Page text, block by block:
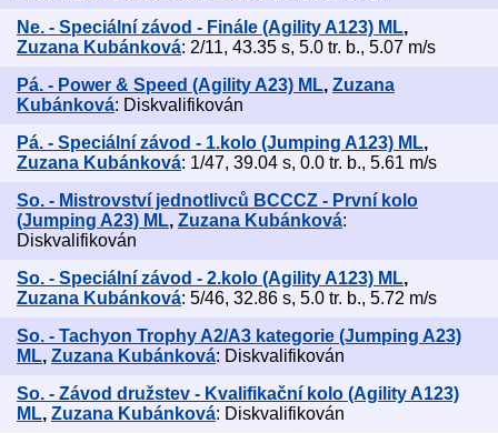
Ne. - Speciální závod - Finále (Agility A123) ML,
Zuzana Kubánková: 2/11, 43.35 s, 5.0 tr. b., 5.07 m/s
Pá. - Power & Speed (Agility A23) ML, Zuzana
Kubánková: Diskvalifikován
Pá. - Speciální závod - 1.kolo (Jumping A123) ML,
Zuzana Kubánková: 1/47, 39.04 s, 0.0 tr. b., 5.61 m/s
So. - Mistrovství jednotlivců BCCCZ - První kolo
(Jumping A23) ML, Zuzana Kubánková:
Diskvalifikován
So. - Speciální závod - 2.kolo (Agility A123) ML,
Zuzana Kubánková: 5/46, 32.86 s, 5.0 tr. b., 5.72 m/s
So. - Tachyon Trophy A2/A3 kategorie (Jumping A23)
ML, Zuzana Kubánková: Diskvalifikován
So. - Závod družstev - Kvalifikační kolo (Agility A123)
ML, Zuzana Kubánková: Diskvalifikován